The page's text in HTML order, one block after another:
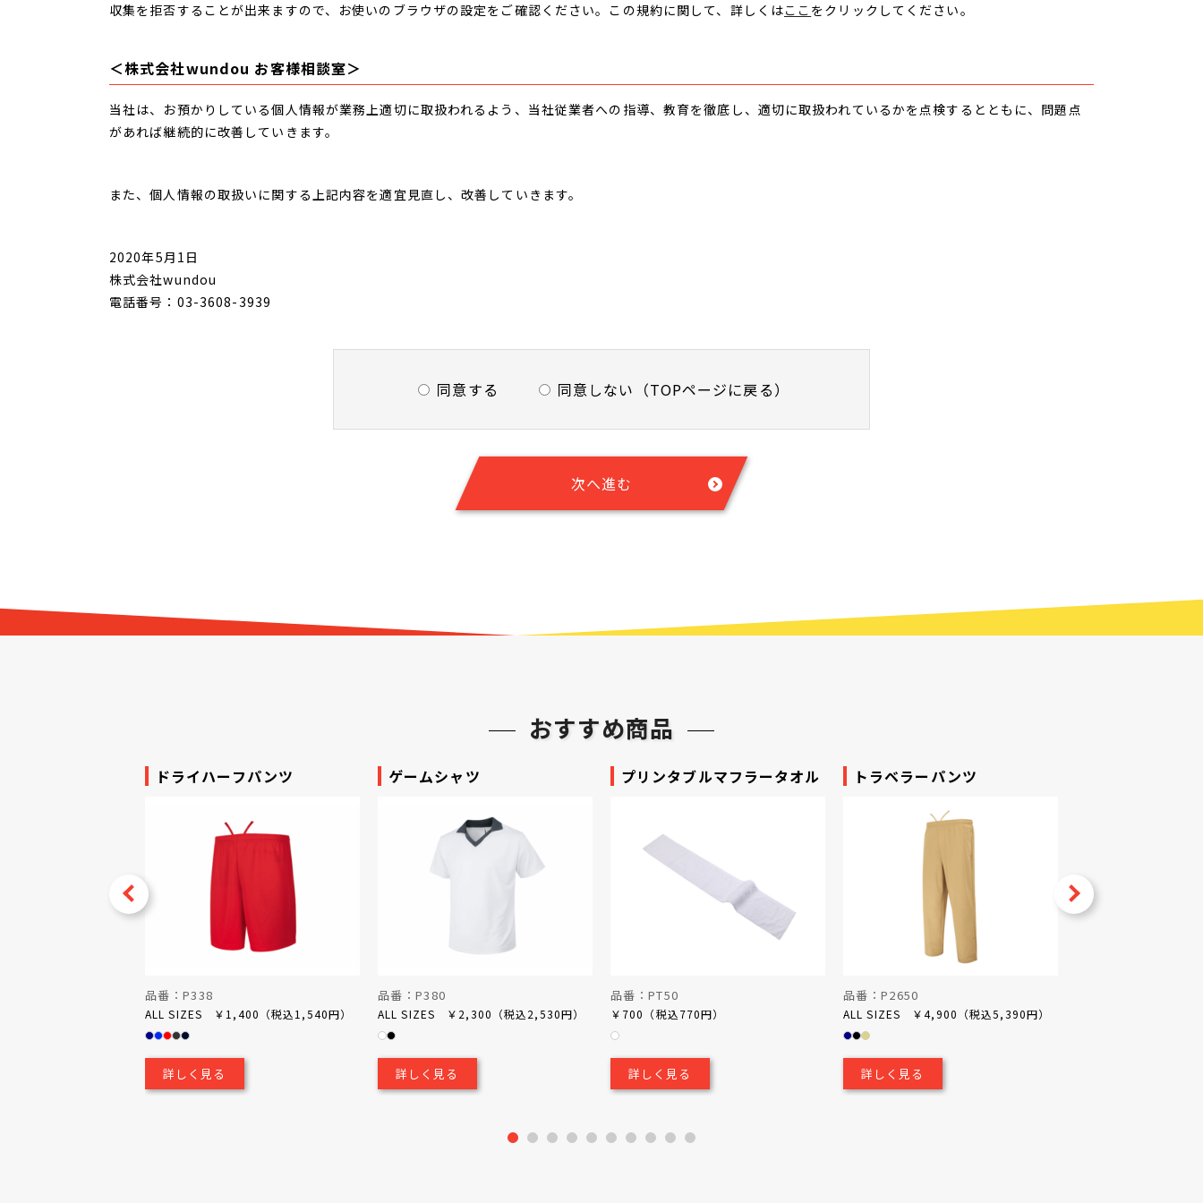
収集を拒否することが出来ますので、お使いのブラウザの設定をご確認ください。この規約に関して、詳しくはここ をクリックしてください。
＜株式会社wundou お客様相談室＞
当社は、お預かりしている個人情報が業務上適切に取扱われるよう、当社従業者への指導、教育を徹底し、適切に取扱われているかを点検するとともに、問題点
があれば継続的に改善していきます。
また、個人情報の取扱いに関する上記内容を適宜見直し、改善していきます。
2020年5月1日
株式会社wundou
電話番号：03-3608-3939
同意する 同意しない（TOPページに戻る）
次へ進む
おすすめ商品
ドライハーフパンツ
品番：P338
ALL SIZES ￥1,400（税込1,540円）
詳しく見る
ゲームシャツ
品番：P380
ALL SIZES ￥2,300（税込2,530円）
詳しく見る
プリンタブルマフラータオル
品番：PT50
￥700（税込770円）
詳しく見る
トラベラーパンツ
品番：P2650
ALL SIZES ￥4,900（税込5,390円）
詳しく見る
3 4 5 6 7 8 9 10